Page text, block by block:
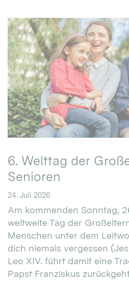
6. Welttag der
Senioren
24. Juli 2026
Am kommenden Sonntag,
weltweite Tag der
Menschen unter dem
dich niemals vergessen
Leo XIV. führt damit eine
Papst Franziskus